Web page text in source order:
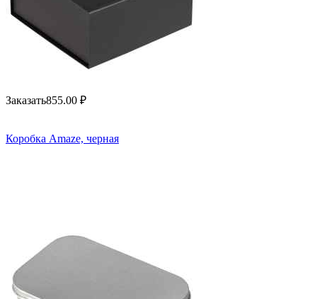
Заказать855.00 ₽
Коробка Amaze, черная